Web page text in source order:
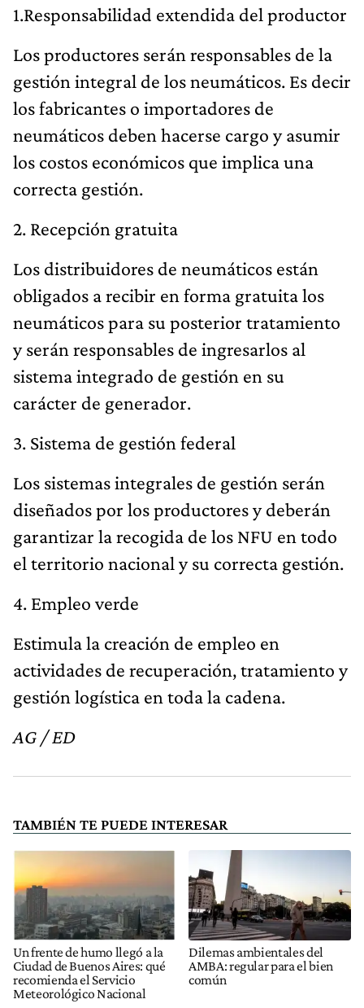
1.Responsabilidad extendida del productor
Los productores serán responsables de la
gestión integral de los neumáticos. Es decir
los fabricantes o importadores de
neumáticos deben hacerse cargo y asumir
los costos económicos que implica una
correcta gestión.
2. Recepción gratuita
Los distribuidores de neumáticos están
obligados a recibir en forma gratuita los
neumáticos para su posterior tratamiento
y serán responsables de ingresarlos al
sistema integrado de gestión en su
carácter de generador.
3. Sistema de gestión federal
Los sistemas integrales de gestión serán
diseñados por los productores y deberán
garantizar la recogida de los NFU en todo
el territorio nacional y su correcta gestión.
4. Empleo verde
Estimula la creación de empleo en
actividades de recuperación, tratamiento y
gestión logística en toda la cadena.
AG / ED
TAMBIÉN TE PUEDE INTERESAR
Un frente de humo llegó a la
Ciudad de Buenos Aires: qué
recomienda el Servicio
Meteorológico Nacional
Dilemas ambientales del
AMBA: regular para el bien
común